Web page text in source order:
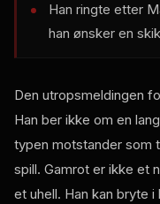
Han ringte etter
han ønsker en
Den utropsmeldingen
Han ber ikke om en
typen motstander som
spill. Gamrot er ikke et
et uhell. Han kan bryte